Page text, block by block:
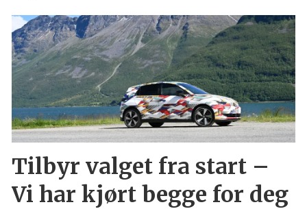
Tilbyr valget fra start –
Vi har kjørt begge for deg